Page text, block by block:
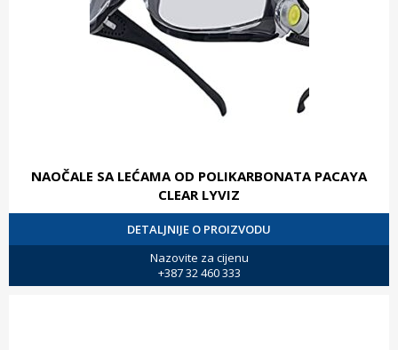
NAOČALE SA LEĆAMA OD POLIKARBONATA PACAYA
CLEAR LYVIZ
DETALJNIJE O PROIZVODU
Nazovite za cijenu
+387 32 460 333